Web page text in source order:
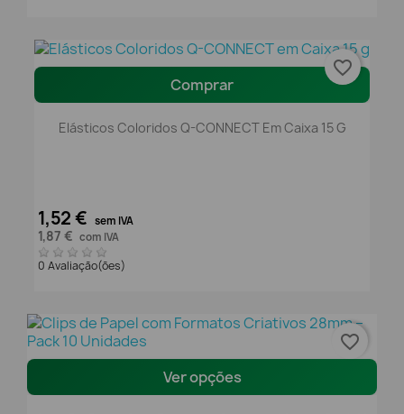
Comprar
Elásticos Coloridos Q-CONNECT Em Caixa 15 G
1,52 € sem IVA
1,87 € com IVA
0 Avaliação(ões)
favorite_border
Ver opções
favorite_border